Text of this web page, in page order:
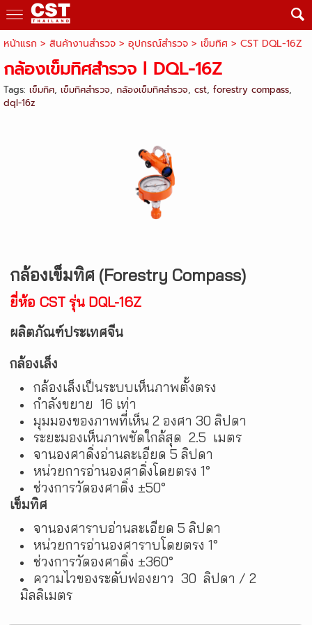
หน้าแรก > สินค้างานสำรวจ > อุปกรณ์สำรวจ> เข็มทิศ> CST DQL-16Z
กล้องเข็มทิศสำรวจ l DQL-16Z
Tags: เข็มทิศ, เข็มทิศสำรวจ, กล้องเข็มทิศสำรวจ, cst, forestry compass,
dql-16z
กล้องเข็มทิศ (Forestry Compass)
ยี่ห้อ CST รุ่น DQL-16Z
ผลิตภัณฑ์ประเทศจีน‍
กล้องเล็ง
กล้องเล็งเป็นระบบเห็นภาพตั้งตรง
กำลังขยาย 16 เท่า
มุมมองของภาพที่เห็น 2 องศา 30 ลิปดา
ระยะมองเห็นภาพชัดใกล้สุด 2.5 เมตร
จานองศาดิ่งอ่านละเอียด 5 ลิปดา
หน่วยการอ่านองศาดิ่งโดยตรง 1°
ช่วงการวัดองศาดิ่ง ±50°‍
เข็มทิศ
จานองศาราบอ่านละเอียด 5 ลิปดา
หน่วยการอ่านองศาราบโดยตรง 1°
ช่วงการวัดองศาดิ่ง ±360°
ความไวของระดับฟองยาว 30 ลิปดา / 2
มิลลิเมตร